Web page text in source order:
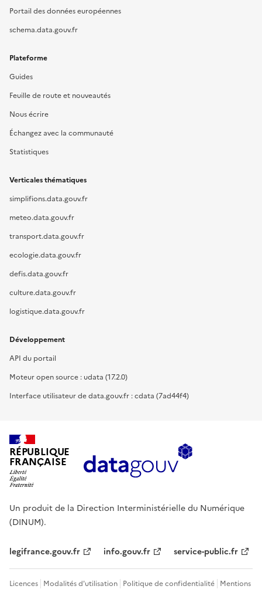
Portail des données européennes
schema.data.gouv.fr
Plateforme
Guides
Feuille de route et nouveautés
Nous écrire
Échangez avec la communauté
Statistiques
Verticales thématiques
simplifions.data.gouv.fr
meteo.data.gouv.fr
transport.data.gouv.fr
ecologie.data.gouv.fr
defis.data.gouv.fr
culture.data.gouv.fr
logistique.data.gouv.fr
Développement
API du portail
Moteur open source : udata (17.2.0)
Interface utilisateur de data.gouv.fr : cdata (7ad44f4)
RÉPUBLIQUE
FRANÇAISE
Un produit de la Direction Interministérielle du Numérique
(DINUM).
legifrance.gouv.fr info.gouv.fr service-public.fr
Licences Modalités d'utilisation Politique de confidentialité Mentions